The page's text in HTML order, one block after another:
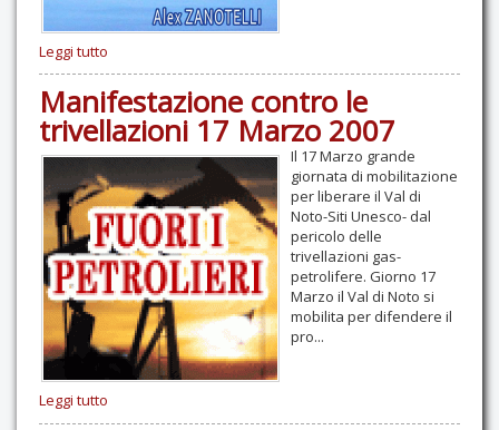
Leggi tutto
Manifestazione contro le
trivellazioni 17 Marzo 2007
Il 17 Marzo grande
giornata di mobilitazione
per liberare il Val di
Noto-Siti Unesco- dal
pericolo delle
trivellazioni gas-
petrolifere. Giorno 17
Marzo il Val di Noto si
mobilita per difendere il
pro...
Leggi tutto